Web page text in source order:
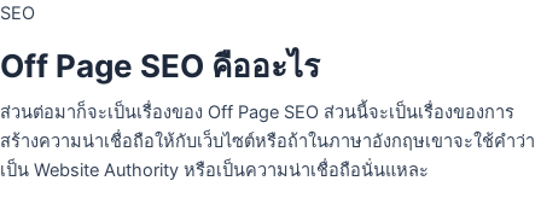
SEO
Off Page SEO คืออะไร
ส่วนต่อมาก็จะเป็นเรื่องของ Off Page SEO ส่วนนี้จะเป็นเรื่องของการ
สร้างความน่าเชื่อถือให้กับเว็บไซต์หรือถ้าในภาษาอังกฤษเขาจะใช้คําว่า
เป็น Website Authority หรือเป็นความน่าเชื่อถือนั่นแหละ